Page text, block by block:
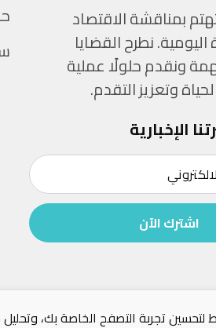
بمناقشة الاقتصاد
نطرح القضايا
ونقدم حلولًا عملية
وتعزيز التقدم.
الإخبارية
اشترك الآن
لتحسين تجربة التصفح الخاصة بك،